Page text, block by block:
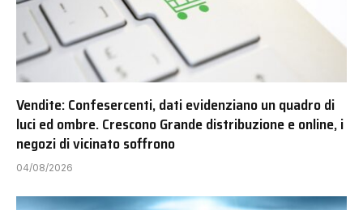
Vendite: Confesercenti, dati evidenziano un quadro di
luci ed ombre. Crescono Grande distribuzione e online, i
negozi di vicinato soffrono
04/08/2026